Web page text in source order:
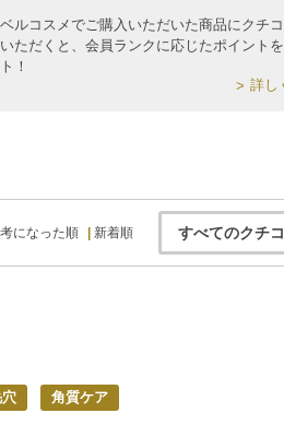
ベルコスメでご購入いただいた商品にクチ
いただくと、会員ランクに応じたポイント
ト！
詳し
になった順 新着順 すべてのクチ
角質ケア